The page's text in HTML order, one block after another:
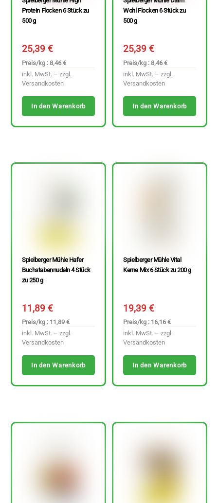
Protein Flocken 6 Stück zu
500 g
25,39€
Preis/kg : 8,46 €
inkl. MwSt. – zzgl.
Versandkosten
In den Warenkorb
Wohl Flocken 6 Stück zu
500 g
25,39€
Preis/kg : 8,46 €
inkl. MwSt. – zzgl.
Versandkosten
In den Warenkorb
Spielberger Mühle Hafer
Buchstabennudeln 4 Stück
zu 250 g
11,89€
Preis/kg : 11,89 €
inkl. MwSt. – zzgl.
Versandkosten
In den Warenkorb
Spielberger Mühle Vital
Kerne Mix 6 Stück zu 200 g
19,39€
Preis/kg : 16,16 €
inkl. MwSt. – zzgl.
Versandkosten
In den Warenkorb